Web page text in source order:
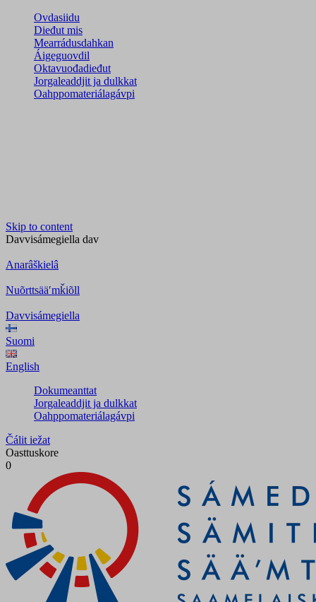
Ovdasiidu
Dieđut mis
Mearrádusdahkan
Áigeguovdil
Oktavuođadieđut
Jorgaleaddjit ja dulkkat
Oahppomateriálagávpi
Skip to content
Davvisámegiella dav
Anarâškielâ
Nuõrttsääʹmǩiõll
Davvisámegiella
Suomi
English
Dokumeanttat
Jorgaleaddjit ja dulkkat
Oahppomateriálagávpi
Čálit iežat
Oasttuskore
0